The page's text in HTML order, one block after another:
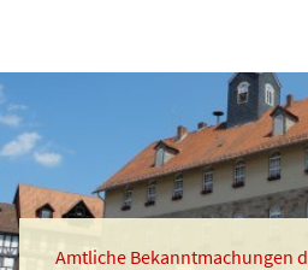
Amtliche Bekanntmachungen